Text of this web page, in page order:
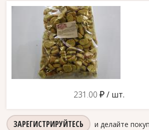
231.00 д/ шт.
ЗАРЕГИСТРИРУЙТЕСЬ и делайте